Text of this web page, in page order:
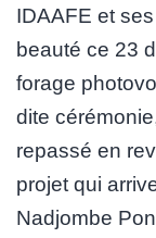
IDAAFE et
beauté ce 23
forage
dite
repassé en
projet qui
Nadjombe